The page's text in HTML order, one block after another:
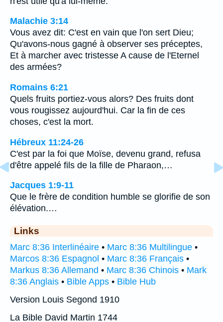
Malachie 3:14
Vous avez dit: C'est en vain que l'on sert Dieu;
Qu'avons-nous gagné à observer ses préceptes,
Et à marcher avec tristesse A cause de l'Eternel
des armées?
Romains 6:21
Quels fruits portiez-vous alors? Des fruits dont
vous rougissez aujourd'hui. Car la fin de ces
choses, c'est la mort.
Hébreux 11:24-26
C'est par la foi que Moïse, devenu grand, refusa
d'être appelé fils de la fille de Pharaon,…
Jacques 1:9-11
Que le frère de condition humble se glorifie de son
élévation.…
Links
Marc 8:36 Interlinéaire • Marc 8:36 Multilingue •
Marcos 8:36 Espagnol • Marc 8:36 Français •
Markus 8:36 Allemand • Marc 8:36 Chinois • Mark
8:36 Anglais • Bible Apps • Bible Hub
Version Louis Segond 1910
La Bible David Martin 1744